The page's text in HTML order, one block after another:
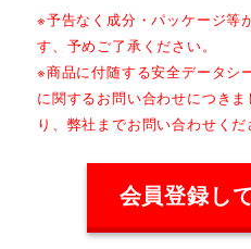
※予告なく成分・パッケージ等
す、予めご了承ください。
※商品に付随する安全データシ
に関するお問い合わせにつき
り、弊社までお問い合わせくだ
会員登録し